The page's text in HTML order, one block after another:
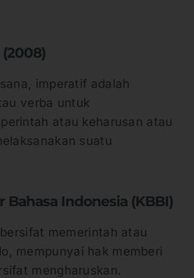
(2008)
imperatif adalah
verba untuk
atau keharusan atau
suatu
Bahasa Indonesia (KBBI)
memerintah atau
mempunyai hak memberi
mengharuskan.